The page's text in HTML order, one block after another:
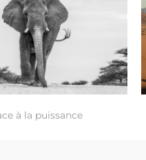
à la puissance